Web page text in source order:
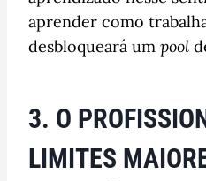
aprender como
desbloqueará um pool
3. O
LIMITES